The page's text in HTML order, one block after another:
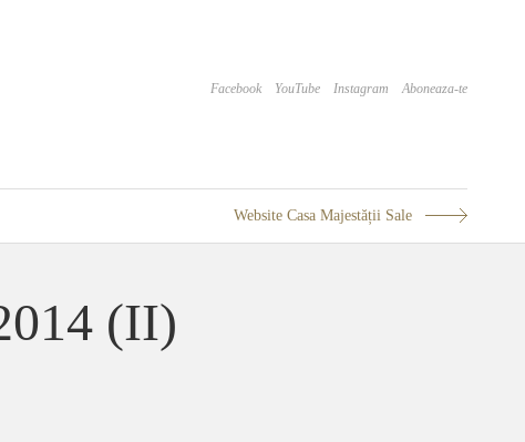
Facebook YouTube Instagram Aboneaza-te
Website Casa Majestății Sale
(II)